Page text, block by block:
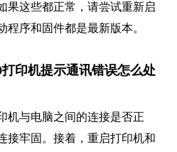
果这些都正常，请尝试重新启
序和固件都是最新版本。
印机提示通讯错误怎么处
机与电脑之间的连接是否正
接牢固。接着，重启打印机和